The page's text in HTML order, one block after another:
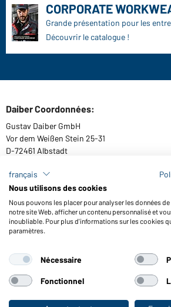
CORPORATE
Grande présentation pour les
Découvrir le catalogue !
Daiber Coordonnées:
Gustav Daiber GmbH
Vor dem Weißen Stein 25-31
D-72461 Albstadt
Télécharger ou commander
Lien aux catalogues
Conditions générales
Mentions légales
Protection des données
Paramètre de
© 2026 Daiber
français
Nous utilisons des cookies
Nous pouvons les placer pour analyser les données
notre site Web, afficher un contenu personnalisé et
inoubliable. Pour plus d'informations sur les cookies
paramètres.
Nécessaire
Fonctionnel